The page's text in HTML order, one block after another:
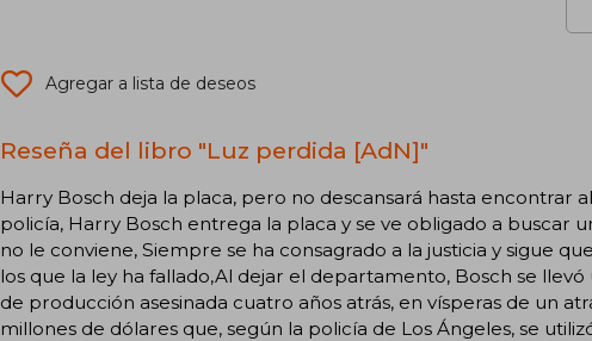
Agregar a lista de deseos
Reseña del libro "Luz perdida [AdN]"
Harry Bosch deja la placa, pero no descansará hasta encontrar
policía, Harry Bosch entrega la placa y se ve obligado a buscar
no le conviene, Siempre se ha consagrado a la justicia y sigue
los que la ley ha fallado,Al dejar el departamento, Bosch se
de producción asesinada cuatro años atrás, en vísperas de un
millones de dólares que, según la policía de Los Ángeles, se